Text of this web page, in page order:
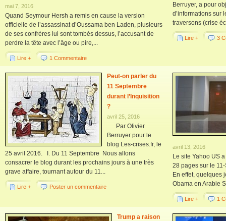
mai 7, 2016
Quand Seymour Hersh a remis en cause la version
officielle de l’assassinat d’Oussama ben Laden, plusieurs
de ses confrères lui sont tombés dessus, l’accusant de
perdre la tête avec l’âge ou pire,...
Lire + 1 Commentaire
Berruyer, a pour
d’informations sur
traversons (crise
Lire + 3
Peut-on parler du
11 Septembre
durant l’Inquisition
?
avril 25, 2016
Par Olivier
Berruyer pour le
blog Les-crises.fr, le
25 avril 2016. I. Du 11 Septembre Nous allons
consacrer le blog durant les prochains jours à une très
grave affaire, tournant autour du 11...
Lire + Poster un commentaire
avril 13, 2016
Le site Yahoo US
28 pages sur le
En effet, quelques
Obama en Arabie
Lire + 1
Trump a raison